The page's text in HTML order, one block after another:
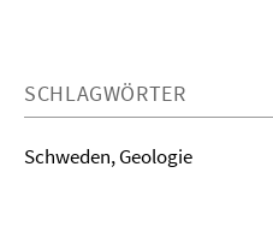
SCHLAGWÖRTER
Schweden, Geologie